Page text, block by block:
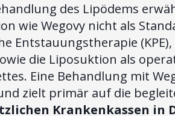
des Lipödems
wie Wegovy nicht als
Entstauungstherapie
die Liposuktion als
Eine Behandlung mit
zielt primär auf die
Krankenkassen in